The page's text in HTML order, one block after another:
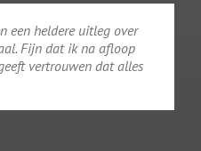
een heldere uitleg over
Fijn dat ik na afloop
vertrouwen dat alles